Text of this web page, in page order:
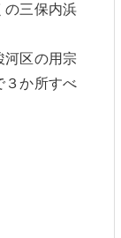
の三保内浜
河区の用宗
３か所すべ